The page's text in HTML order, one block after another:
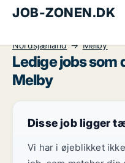
JOB-ZONEN.DK
Nordsjælland
Melby
Ledige jobs som
Melby
Disse job ligger
Vi har i øjeblikket